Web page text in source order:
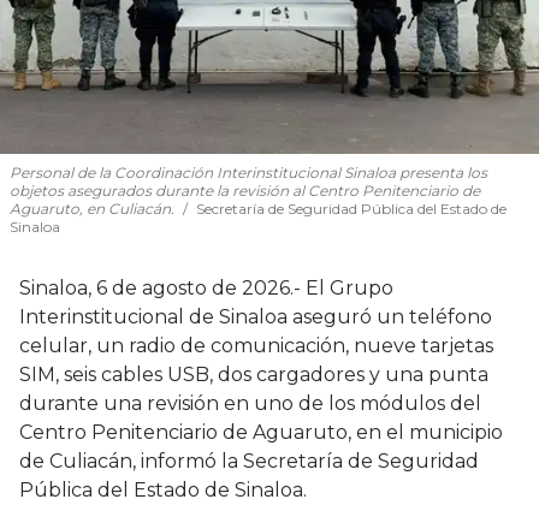
Personal de la Coordinación Interinstitucional Sinaloa presenta los
objetos asegurados durante la revisión al Centro Penitenciario de
Aguaruto, en Culiacán.
Secretaría de Seguridad Pública del Estado de
Sinaloa
Sinaloa, 6 de agosto de 2026.- El Grupo
Interinstitucional de Sinaloa aseguró un teléfono
celular, un radio de comunicación, nueve tarjetas
SIM, seis cables USB, dos cargadores y una punta
durante una revisión en uno de los módulos del
Centro Penitenciario de Aguaruto, en el municipio
de Culiacán, informó la Secretaría de Seguridad
Pública del Estado de Sinaloa.